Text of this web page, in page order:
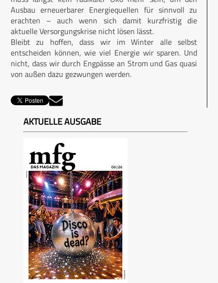
Ausbau erneuerbarer Energiequellen für sinnvoll zu
erachten – auch wenn sich damit kurzfristig die
aktuelle Versorgungskrise nicht lösen lässt.
Bleibt zu hoffen, dass wir im Winter alle selbst
entscheiden können, wie viel Energie wir sparen. Und
nicht, dass wir durch Engpässe an Strom und Gas quasi
von außen dazu gezwungen werden.
AKTUELLE AUSGABE